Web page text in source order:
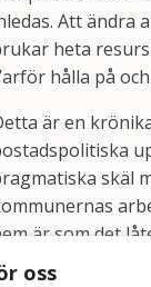
oss
Att ändra
heta
hålla på
är en
skäl
är som det